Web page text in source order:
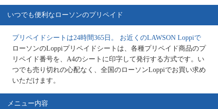
いつでも便利なローソンのプリペイド
プリペイドシートは24時間365日。 お近くのLAWSON Loppiで
ローソンのLoppiプリペイドシートは、各種プリペイド商品のプ
リペイド番号を、A4のシートに印字して発行する方式です。い
つでも売り切れの心配なく、全国のローソンLoppiでお買い求め
いただけます。
メニュー内容